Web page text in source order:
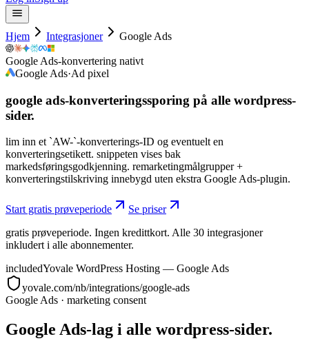
Hjem Integrasjoner Google Ads
Google Ads-konvertering nativt
Google Ads·Ad pixel
google ads-konverteringssporing på alle wordpress-
sider.
lim inn et `AW-`-konverterings-ID og eventuelt en
konverteringsetikett. snippeten vises bak
markedsføringsgodkjenning. remarketingmålgrupper +
konverteringstilskriving innebygd uten ekstra Google Ads-plugin.
Start gratis prøveperiode
Se priser
gratis prøveperiode. Ingen kredittkort. Alle 30 integrasjoner
inkludert i alle abonnementer.
includedYovale WordPress Hosting — Google Ads
yovale.com/nb/integrations/google-ads
Google Ads · marketing consent
Google Ads-lag i alle wordpress-sider.